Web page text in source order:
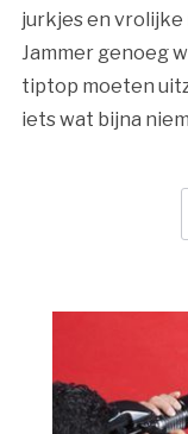
jurkjes en vrolijke
Jammer genoeg
tiptop moeten
iets wat bijna